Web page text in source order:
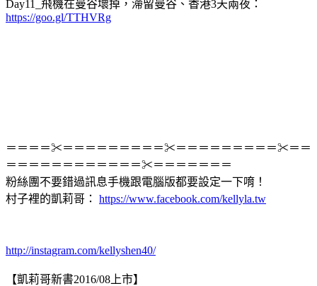
Day11_飛機在曼谷壞掉，滯留曼谷、香港3天兩夜：
https://goo.gl/TTHVRg
＝＝＝＝✂＝＝＝＝＝＝＝＝＝✂＝＝＝＝＝＝＝＝＝✂＝＝
＝＝＝＝＝＝＝＝＝＝＝＝✂＝＝＝＝＝＝＝
粉絲團不要錯過訊息手機跟電腦版都要設定一下唷！
村子裡的凱莉哥： https://www.facebook.com/kellyla.tw
http://instagram.com/kellyshen40/
【凱莉哥新書2016/08上市】